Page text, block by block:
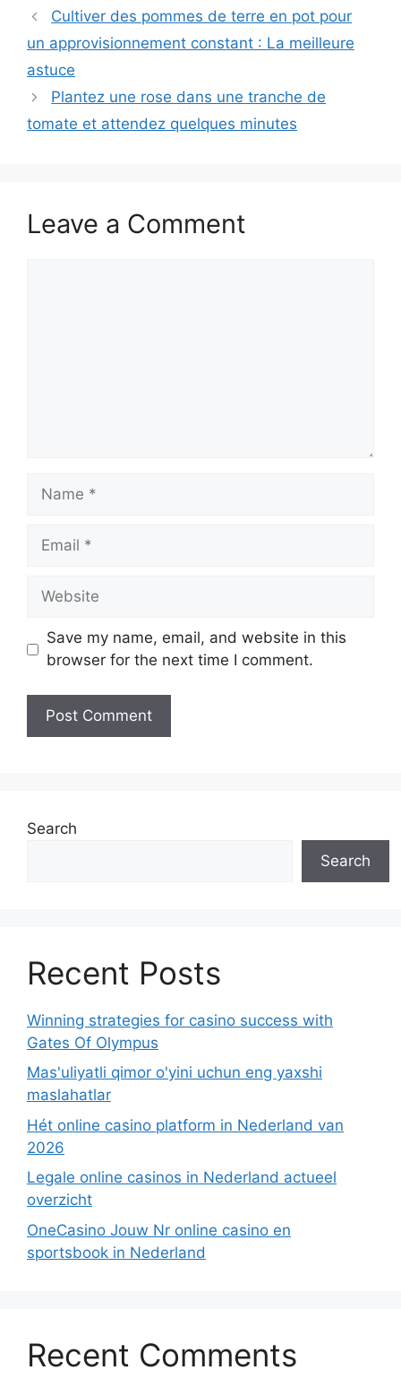
Cultiver des pommes de terre en pot pour
un approvisionnement constant : La meilleure
astuce
Plantez une rose dans une tranche de
tomate et attendez quelques minutes
Leave a Comment
Name
Email
Website
Save my name, email, and website in this
browser for the next time I comment.
Search
Search
Recent Posts
Winning strategies for casino success with
Gates Of Olympus
Mas'uliyatli qimor o'yini uchun eng yaxshi
maslahatlar
Hét online casino platform in Nederland van
2026
Legale online casinos in Nederland actueel
overzicht
OneCasino Jouw Nr online casino en
sportsbook in Nederland
Recent Comments